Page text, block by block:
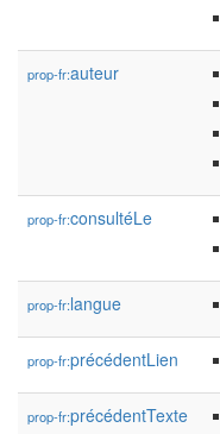
prop-fr:auteur
prop-fr:consultéLe
prop-fr:langue
prop-fr:précédentLien
prop-fr:précédentTexte